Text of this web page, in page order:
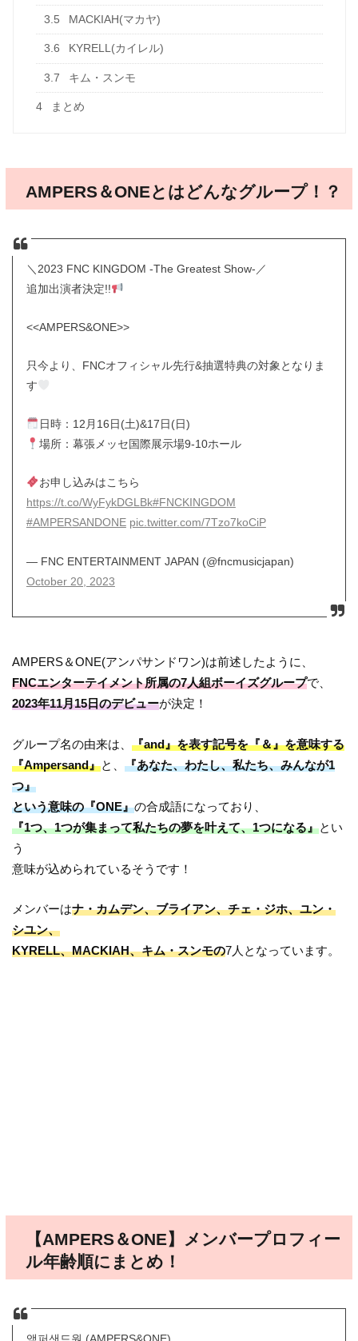
3.5 MACKIAH(マカヤ)
3.6 KYRELL(カイレル)
3.7 キム・スンモ
4 まとめ
AMPERS＆ONEとはどんなグループ！？
＼2023 FNC KINGDOM -The Greatest Show-／
追加出演者決定!!
<<AMPERS&ONE>>
只今より、FNCオフィシャル先行&抽選特典の対象となりま
す
日時：12月16日(土)&17日(日)
場所：幕張メッセ国際展示場9-10ホール
お申し込みはこちら
https://t.co/WyFykDGLBk#FNCKINGDOM
#AMPERSANDONE pic.twitter.com/7Tzo7koCiP
— FNC ENTERTAINMENT JAPAN (@fncmusicjapan)
October 20, 2023
AMPERS＆ONE(アンパサンドワン)は前述したように、
FNCエンターテイメント所属の7人組ボーイズグループで、
2023年11月15日のデビューが決定！
グループ名の由来は、『and』を表す記号を『＆』を意味する
『Ampersand』と、『あなた、わたし、私たち、みんなが1
つ』
という意味の『ONE』の合成語になっており、
『1つ、1つが集まって私たちの夢を叶えて、1つになる』とい
う
意味が込められているそうです！
メンバーはナ・カムデン、ブライアン、チェ・ジホ、ユン・
シユン、
KYRELL、MACKIAH、キム・スンモの7人となっています。
【AMPERS＆ONE】メンバープロフィー
ル年齢順にまとめ！
앰퍼샌드원 (AMPERS&ONE)